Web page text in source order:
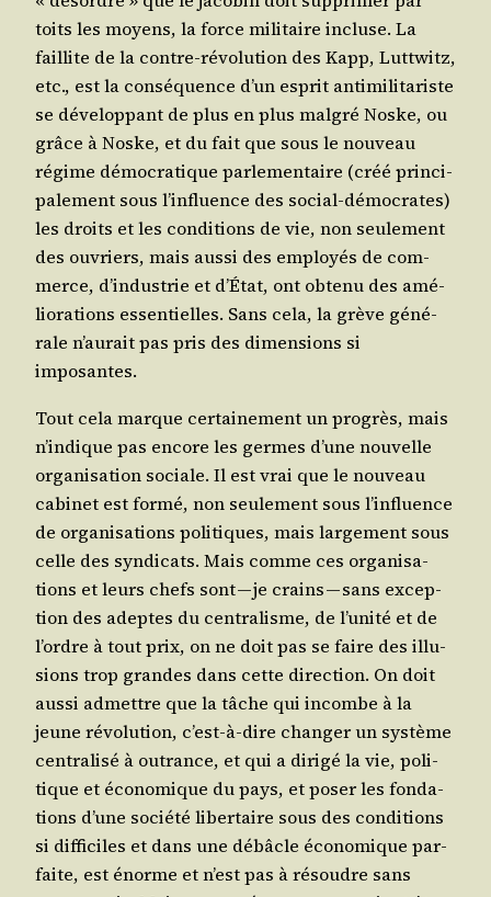
toits les moyens, la force mili­taire incluse. La
faillite de la contre-révo­lu­tion des Kapp, Lutt­witz,
etc., est la consé­quence d’un esprit anti­mi­li­ta­riste
se déve­lop­pant de plus en plus mal­gré Noske, ou
grâce à Noske, et du fait que sous le nou­veau
régime démo­cra­tique par­le­men­taire (créé prin­ci­
pa­le­ment sous l’influence des social-démo­crates)
les droits et les condi­tions de vie, non seule­ment
des ouvriers, mais aus­si des employés de com­
merce, d’industrie et d’État, ont obte­nu des amé­
lio­ra­tions essen­tielles. Sans cela, la grève géné­
rale n’aurait pas pris des dimen­sions si
imposantes.
Tout cela marque cer­tai­ne­ment un pro­grès, mais
n’indique pas encore les germes d’une nou­velle
orga­ni­sa­tion sociale. Il est vrai que le nou­veau
cabi­net est for­mé, non seule­ment sous l’influence
de orga­ni­sa­tions poli­tiques, mais lar­ge­ment sous
celle des syn­di­cats. Mais comme ces orga­ni­sa­
tions et leurs chefs sont — je crains — sans excep­
tion des adeptes du cen­tra­lisme, de l’unité et de
l’ordre à tout prix, on ne doit pas se faire des illu­
sions trop grandes dans cette direc­tion. On doit
aus­si admettre que la tâche qui incombe à la
jeune révo­lu­tion, c’est-à-dire chan­ger un sys­tème
cen­tra­li­sé à outrance, et qui a diri­gé la vie, poli­
tique et éco­no­mique du pays, et poser les fon­da­
tions d’une socié­té liber­taire sous des condi­tions
si dif­fi­ciles et dans une débâcle éco­no­mique par­
faite, est énorme et n’est pas à résoudre sans